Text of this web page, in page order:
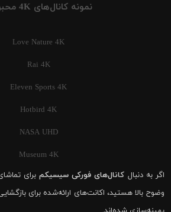
نمونه کانال‌های 4K محبوب:
Love Nature 4K
Rai 4K
Eleven Sports 4K
Hotbird 4K
NASA UHD
Museum 4K
اگر به دنبال کانال‌های فورکی سیسیکمبرای
وضوح بالا هستید، اکانت‌های ارائه‌شده برای